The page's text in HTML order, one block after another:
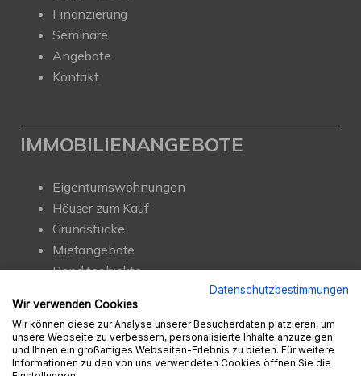
Finanzierung
Seminare
Angebote
Kontakt
IMMOBILIENANGEBOTE
Eigentumswohnungen
Häuser zum Kauf
Grundstücke
Mietangebote
Renditeobjekte
Datenschutzbestimmungen
Wir verwenden Cookies
Wir können diese zur Analyse unserer Besucherdaten platzieren, um
unsere Webseite zu verbessern, personalisierte Inhalte anzuzeigen
und Ihnen ein großartiges Webseiten-Erlebnis zu bieten. Für weitere
Informationen zu den von uns verwendeten Cookies öffnen Sie die